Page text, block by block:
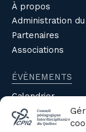
À propos
Administration du
Partenaires
Associations
ÉVÈNEMENTS
Calendrier
Évènements du